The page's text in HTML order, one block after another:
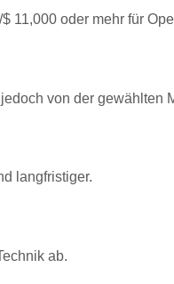
11,000 oder mehr für
von der gewählten
langfristiger.
ab.